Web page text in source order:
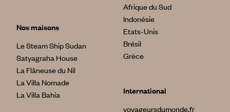
Nos maisons
Le Steam Ship Sudan
Satyagraha House
La Flâneuse du Nil
La Villa Nomade
La Villa Bahia
Afrique du Sud
Indonésie
Etats-Unis
Brésil
Grèce
International
voyageursdumonde.fr